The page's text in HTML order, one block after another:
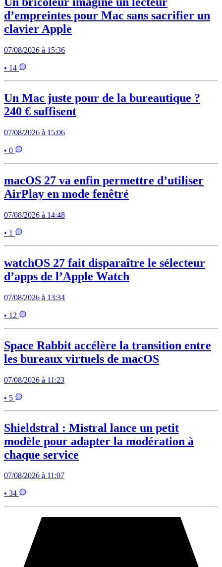
d’empreintes pour Mac sans sacrifier un
clavier Apple
07/08/2026 à 15:36
• 14
Un Mac juste pour de la bureautique ?
240 € suffisent
07/08/2026 à 15:06
• 0
macOS 27 va enfin permettre d’utiliser
AirPlay en mode fenêtré
07/08/2026 à 14:48
• 1
watchOS 27 fait disparaître le sélecteur
d’apps de l’Apple Watch
07/08/2026 à 13:34
• 12
Space Rabbit accélère la transition entre
les bureaux virtuels de macOS
07/08/2026 à 11:23
• 5
Shieldstral : Mistral lance un petit
modèle pour adapter la modération à
chaque service
07/08/2026 à 11:07
• 34